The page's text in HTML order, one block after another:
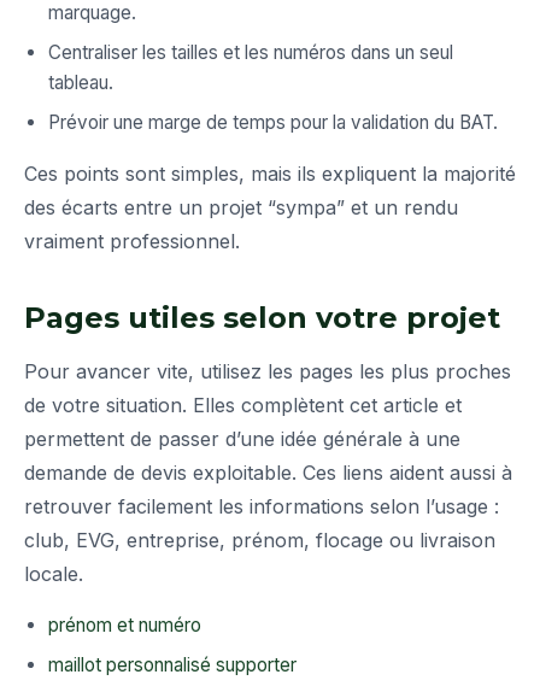
marquage.
Centraliser les tailles et les numéros dans un seul
tableau.
Prévoir une marge de temps pour la validation du BAT.
Ces points sont simples, mais ils expliquent la majorité
des écarts entre un projet “sympa” et un rendu
vraiment professionnel.
Pages utiles selon votre projet
Pour avancer vite, utilisez les pages les plus proches
de votre situation. Elles complètent cet article et
permettent de passer d’une idée générale à une
demande de devis exploitable. Ces liens aident aussi à
retrouver facilement les informations selon l’usage :
club, EVG, entreprise, prénom, flocage ou livraison
locale.
prénom et numéro
maillot personnalisé supporter